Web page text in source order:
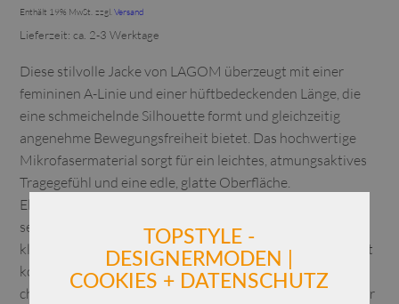
Enthält 19% MwSt. zzgl.Versand
Lieferzeit: ca. 2-3 Werktage
Diese stilvolle Jacke von LAGOM überzeugt mit einer
femininen A-Linie und einer hüftbedeckenden Länge, die
eine schmeichelnde Silhouette formt und gleichzeitig
angenehme Bewegungsfreiheit bietet. Das hochwertige
Mikrofasermaterial sorgt für ein leichtes, atmungsaktives
Tragegefühl und eine edle, glatte Oberfläche.
Elegante Tafteinsätze im Vorder- und Rückenteil mittig
setzen dezente, moderne Akzente und unterstreichen den
klaren Look. Der durchgehende Reißverschluss ermöglicht
komfortables An- und Ausziehen, während der
charakteristische Kelchkragen sich aufstellen lässt und der
TOPSTYLE -
DESIGNERMODEN |
COOKIES + DATENSCHUTZ